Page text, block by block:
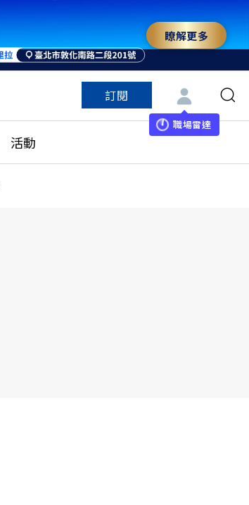
瞭解更多
訂閱
職場雷達
活動
特色頻道